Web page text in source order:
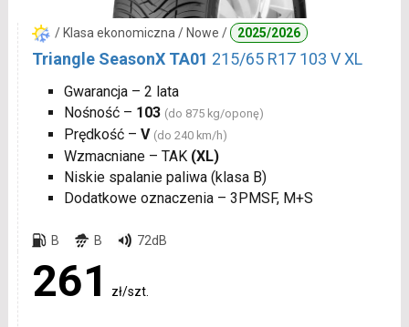
/ Klasa ekonomiczna / Nowe / 2025/2026
Triangle SeasonX TA01 215/65 R17 103 V XL
Gwarancja – 2 lata
Nośność – 103 (do 875 kg/oponę)
Prędkość – V (do 240 km/h)
Wzmacniane – TAK (XL)
Niskie spalanie paliwa (klasa B)
Dodatkowe oznaczenia – 3PMSF, M+S
B B 72dB
261 zł/szt.